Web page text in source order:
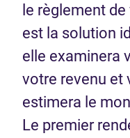
le règlement
est la solution
elle examinera
votre revenu et
estimera le
Le premier